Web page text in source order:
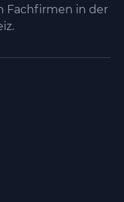
Fachfirmen in der